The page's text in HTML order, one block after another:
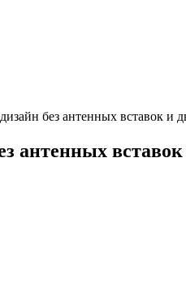
без антенных вставок и
антенных